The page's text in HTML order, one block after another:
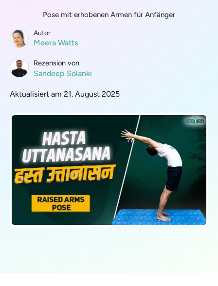
Pose mit erhobenen Armen für Anfänger
Autor
Meera Watts
Rezension von
Sandeep Solanki
Aktualisiert am 21. August 2025